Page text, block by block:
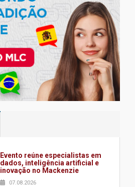
Evento reúne especialistas em
dados, inteligência artificial e
inovação no Mackenzie
07.08.2026